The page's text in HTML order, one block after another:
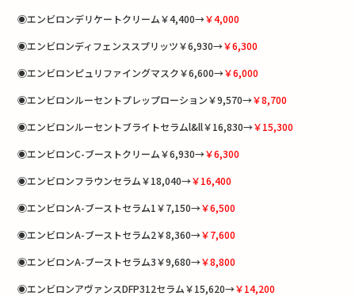
◉エンビロンデリケートクリーム￥4,400→￥4,000
◉エンビロンディフェンススプリッツ￥6,930→￥6,300
◉エンビロンピュリファイングマスク￥6,600→￥6,000
◉エンビロンルーセントプレップローション￥9,570→￥8,700
◉エンビロンルーセントブライトセラムl&ll￥16,830→￥15,300
◉エンビロンC-ブーストクリーム￥6,930→￥6,300
◉エンビロンフラウンセラム￥18,040→￥16,400
◉エンビロンA-ブーストセラム1￥7,150→￥6,500
◉エンビロンA-ブーストセラム2￥8,360→￥7,600
◉エンビロンA-ブーストセラム3￥9,680→￥8,800
◉エンビロンアヴァンスDFP312セラム￥15,620→￥14,200